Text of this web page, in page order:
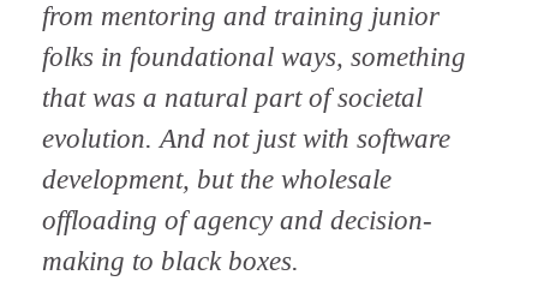
from mentoring and training junior
folks in foundational ways, something
that was a natural part of societal
evolution. And not just with software
development, but the wholesale
offloading of agency and decision-
making to black boxes.